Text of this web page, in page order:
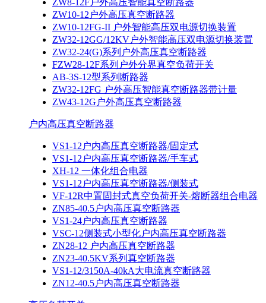
ZW8-12F户外高压智能真空断路器
ZW10-12户外高压真空断路器
ZW10-12FG-II 户外智能高压双电源切换装置
ZW32-12GG/12KV户外智能高压双电源切换装置
ZW32-24(G)系列户外高压真空断路器
FZW28-12F系列户外分界真空负荷开关
AB-3S-12型系列断路器
ZW32-12FG 户外高压智能真空断路器带计量
ZW43-12G户外高压真空断路器
户内高压真空断路器
VS1-12户内高压真空断路器/固定式
VS1-12户内高压真空断路器/手车式
XH-12 一体化组合电器
VS1-12户内高压真空断路器/侧装式
VF-12R中置固封式真空负荷开关-熔断器组合电器
ZN85-40.5户内高压真空断路器
VS1-24户内高压真空断路器
VSC-12侧装式小型化户内高压真空断路器
ZN28-12 户内高压真空断路器
ZN23-40.5KV系列真空断路器
VS1-12/3150A-40kA大电流真空断路器
ZN12-40.5户内高压真空断路器